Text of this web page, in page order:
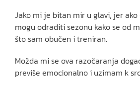
Jako mi je bitan mir u glavi, jer ako
mogu odraditi sezonu kako se od
što sam obučen i treniran.
Možda mi se ova razočaranja
previše emocionalno i uzimam k